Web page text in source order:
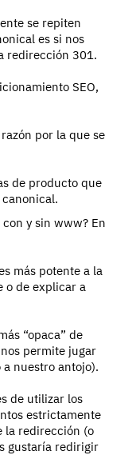
se repiten
es si nos
redirección 301.
SEO,
por la que se
de producto que
y sin www? En
más potente a la
o de explicar a
“opaca” de
permite jugar
nuestro antojo).
de utilizar los
estrictamente
la redirección (o
gustaría redirigir